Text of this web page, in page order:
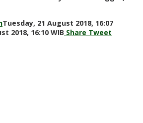
Tuesday, 21 August 2018, 16:07
2018, 16:10 WIB by
Share Tweet